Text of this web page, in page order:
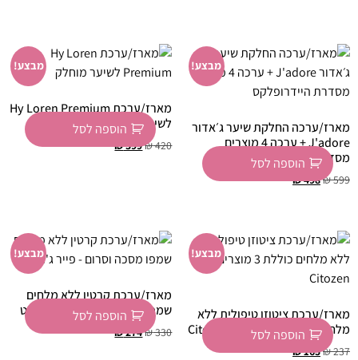
מבצע!
מארז/ערכה החלקת שיער ג׳אדור
J'adore + ערכה 4 מוצרים
מסדרת היידרופלקס
₪599
₪498
הוספה לסל
מבצע!
מארז/ערכת Hy Loren Premium
לשיער מוחלק
₪420
₪399
הוספה לסל
מבצע!
מארז/ערכת ציטוזן טיפולית ללא
מלחים כוללת 3 מוצרים – Citozen
₪237
₪165
הוספה לסל
מבצע!
מארז/ערכת קרטין ללא מלחים
שמפו מסכה וסרום – פייר ג'ולייט
₪330
₪274
הוספה לסל